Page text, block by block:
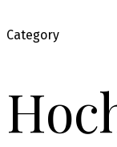
Category